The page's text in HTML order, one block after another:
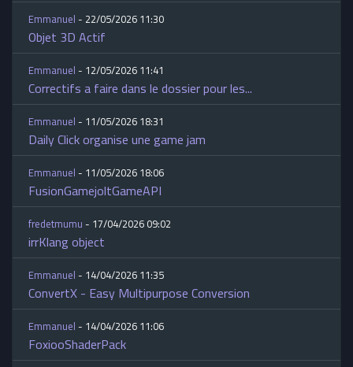
Emmanuel- 22/05/2026 11:30
Objet 3D Actif
Emmanuel- 12/05/2026 11:41
Correctifs a faire dans le dossier pour les...
Emmanuel- 11/05/2026 18:31
Daily Click organise une game jam
Emmanuel- 11/05/2026 18:06
FusionGamejoltGameAPI
fredetmumu- 17/04/2026 09:02
irrKlang object
Emmanuel- 14/04/2026 11:35
ConvertX - Easy Multipurpose Conversion
Emmanuel- 14/04/2026 11:06
FoxiooShaderPack